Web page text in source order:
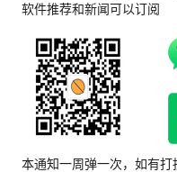
登录
软件推荐和新闻可以订阅
本通知一周弹一次，如有打